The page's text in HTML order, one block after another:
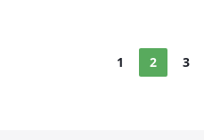
1 2 3